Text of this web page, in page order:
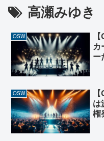
高瀬みゆき
OSW
カ
ー
OSW
は
権